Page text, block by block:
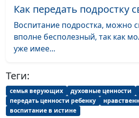
Призвание на
служение
Юлия
Никулин,
здоровый образ
жизни
президент
здоровый
Как передать подростку
Воспитание подростка, можно
вполне бесполезный, так как
уже имее...
Теги:
семья верующих духовные ценности
передать ценности ребенку
воспитание в истине